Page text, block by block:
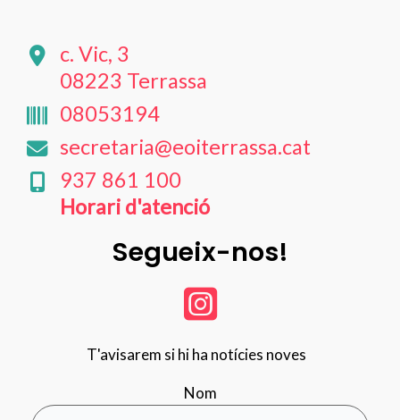
c. Vic, 3
08223 Terrassa
08053194
secretaria@eoiterrassa.cat
937 861 100
Horari d'atenció
Segueix-nos!
T'avisarem si hi ha notícies noves
Nom